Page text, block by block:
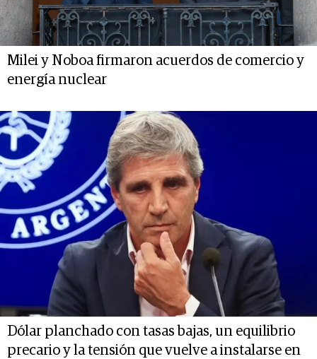
Milei y Noboa firmaron acuerdos de comercio y
energía nuclear
Dólar planchado con tasas bajas, un equilibrio
precario y la tensión que vuelve a instalarse en